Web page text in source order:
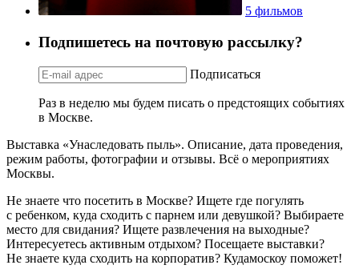
5 фильмов
Подпишетесь на почтовую рассылку?
Подписаться
Раз в неделю мы будем писать о предстоящих событиях
в Москве.
Выставка «Унаследовать пыль». Описание, дата проведения,
режим работы, фотографии и отзывы. Всё о мероприятиях
Москвы.
Не знаете что посетить в Москве? Ищете где погулять
с ребенком, куда сходить с парнем или девушкой? Выбираете
место для свидания? Ищете развлечения на выходные?
Интересуетесь активным отдыхом? Посещаете выставки?
Не знаете куда сходить на корпоратив? Кудамоскоу поможет!